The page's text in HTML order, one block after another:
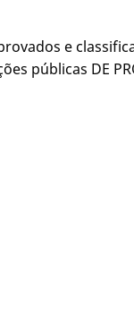
e
públicas DE